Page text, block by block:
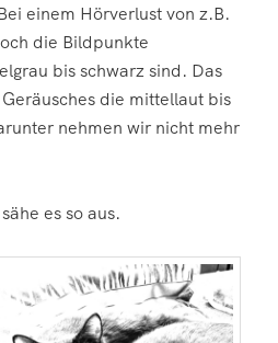
einem Hörverlust von z.B.
die Bildpunkte
bis schwarz sind. Das
die mittellaut bis
nehmen wir nicht mehr
es so aus.